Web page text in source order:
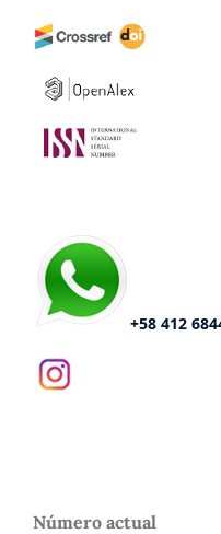
+58 412
Número actual